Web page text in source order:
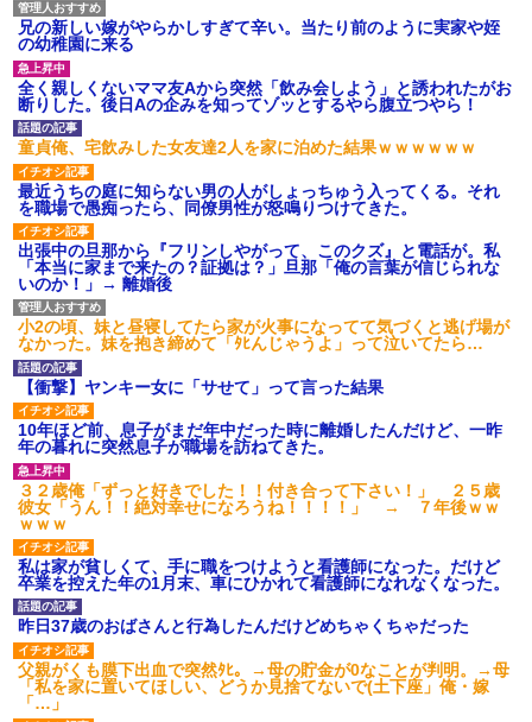
兄の新しい嫁がやらかしすぎて辛い。当たり前のように実家や姪
の幼稚園に来る
全く親しくないママ友Aから突然「飲み会しよう」と誘われたがお
断りした。後日Aの企みを知ってゾッとするやら腹立つやら！
童貞俺、宅飲みした女友達2人を家に泊めた結果ｗｗｗｗｗｗ
最近うちの庭に知らない男の人がしょっちゅう入ってくる。それ
を職場で愚痴ったら、同僚男性が怒鳴りつけてきた。
出張中の旦那から『フリンしやがって、このクズ』と電話が。私
「本当に家まで来たの？証拠は？」旦那「俺の言葉が信じられな
いのか！」→ 離婚後
小2の頃、妹と昼寝してたら家が火事になってて気づくと逃げ場が
なかった。妹を抱き締めて「ﾀﾋんじゃうよ」って泣いてたら…
【衝撃】ヤンキー女に「サせて」って言った結果
10年ほど前、息子がまだ年中だった時に離婚したんだけど、一昨
年の暮れに突然息子が職場を訪ねてきた。
３２歳俺「ずっと好きでした！！付き合って下さい！」 ２５歳
彼女「うん！！絶対幸せになろうね！！！！」 → ７年後ｗｗ
ｗｗｗ
私は家が貧しくて、手に職をつけようと看護師になった。だけど
卒業を控えた年の1月末、車にひかれて看護師になれなくなった。
昨日37歳のおばさんと行為したんだけどめちゃくちゃだった
父親がくも膜下出血で突然ﾀﾋ。→母の貯金が0なことが判明。→母
「私を家に置いてほしい、どうか見捨てないで(土下座」俺・嫁
「…」